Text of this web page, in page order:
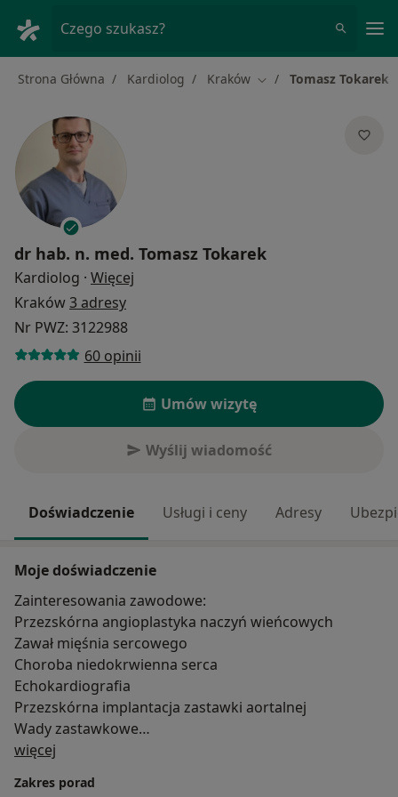
Czego szukasz?
Strona Główna Kardiolog Kraków Zmień miasto
Tomasz Tokarek
dr hab. n. med. Tomasz Tokarek
Kardiolog · Więcej
Kraków3 adresy
Nr PWZ: 3122988
60 opinii
Umów wizytę
Wyślij wiadomość
Doświadczenie Usługi i ceny Adresy
Moje doświadczenie
Zainteresowania zawodowe:
Przezskórna angioplastyka naczyń wieńcowych
Zawał mięśnia sercowego
Choroba niedokrwienna serca
Echokardiografia
Przezskórna implantacja zastawki aortalnej
Wady zastawkowe
Niewydolność serca
Kardiomiopatia przerostowa
więcej
Zakres porad